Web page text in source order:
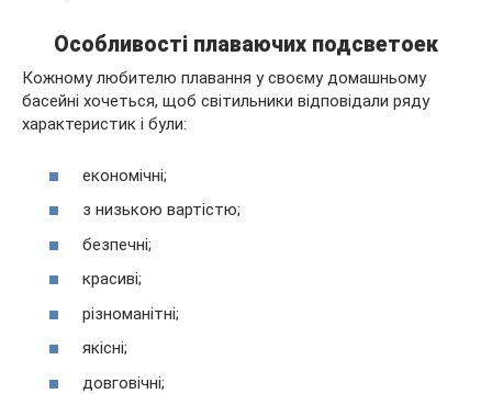
Особливості плаваючих подсветоек
Кожному любителю плавання у своєму домашньому
басейні хочеться, щоб світильники відповідали ряду
характеристик і були:
економічні;
з низькою вартістю;
безпечні;
красиві;
різноманітні;
якісні;
довговічні;